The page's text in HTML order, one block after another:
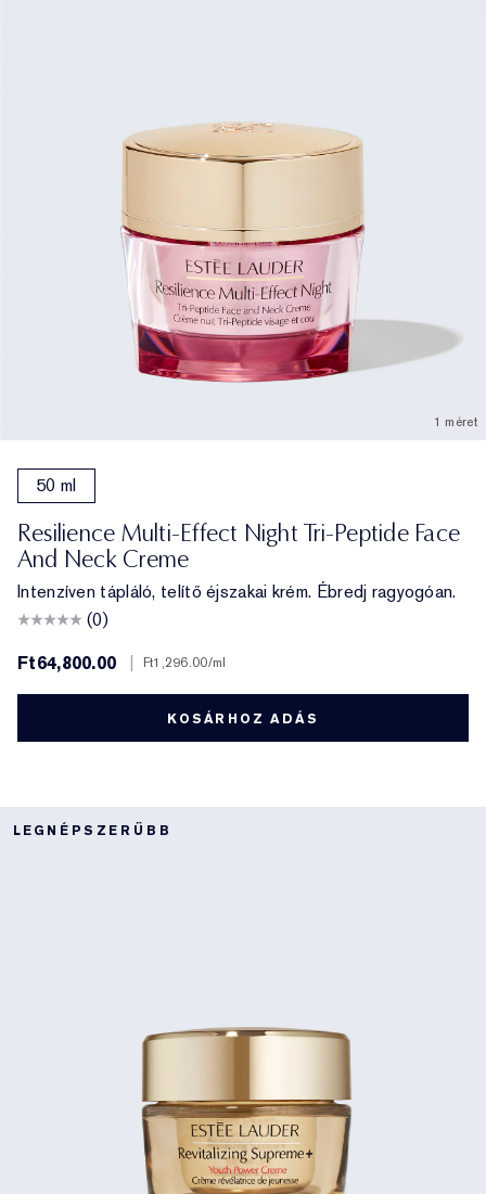
1 méret
50 ml
Resilience Multi-Effect Night Tri-Peptide Face
And Neck Creme
Intenzíven tápláló, telítő éjszakai krém. Ébredj ragyogóan.
(0)
Ft64,800.00
Ft1,296.00/ml
KOSÁRHOZ ADÁS
LEGNÉPSZERŰBB